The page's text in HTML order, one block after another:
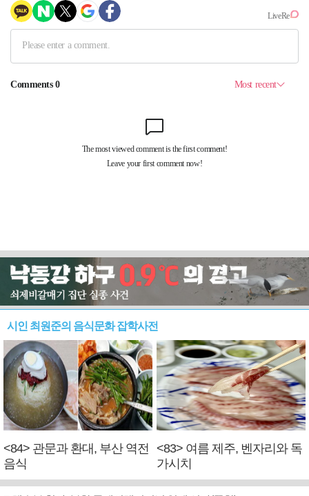
시인 최원준의 음식문화 잡학사전
<84> 관문과 환대, 부산 역전
음식
<83> 여름 제주, 벤자리와 독
가시치